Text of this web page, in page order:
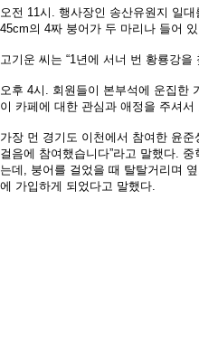
오전 11시. 행사장인 송산유원지 일
45cm의 4짜 붕어가 두 마리나 들어
고기운 씨는 “1년에 서너 번 황룡강을
오후 4시. 회원들이 본부석에 운집한
이 카페에 대한 관심과 애정을 주셔
가장 먼 경기도 이천에서 참여한 윤준
걸 음에 참여했습니다”라고 말했다. 중
는데, 붕어를 걸었을 때 탈탈거리며 옆
에 가입하게 되었다고 말했다.